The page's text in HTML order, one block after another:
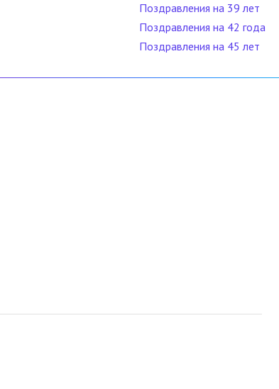
Поздравления на 39 лет
Поздравления на 42 года
Поздравления на 45 лет